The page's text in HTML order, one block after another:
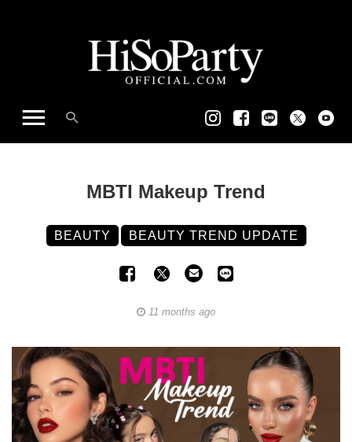
MBTI Makeup Trend
BEAUTY BEAUTY TREND UPDATE
11 months ago